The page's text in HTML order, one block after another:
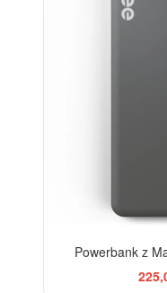
Powerbank z